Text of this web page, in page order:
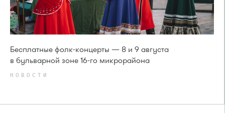
Бесплатные фолк-концерты — 8 и 9 августа
в бульварной зоне 16-го микрорайона
НОВОСТИ